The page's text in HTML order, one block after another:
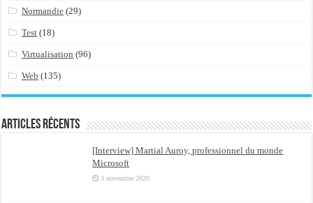
Normandie (29)
Test (18)
Virtualisation (96)
Web (135)
Articles récents
[Interview] Martial Auroy, professionnel du monde
Microsoft
3 novembre 2020